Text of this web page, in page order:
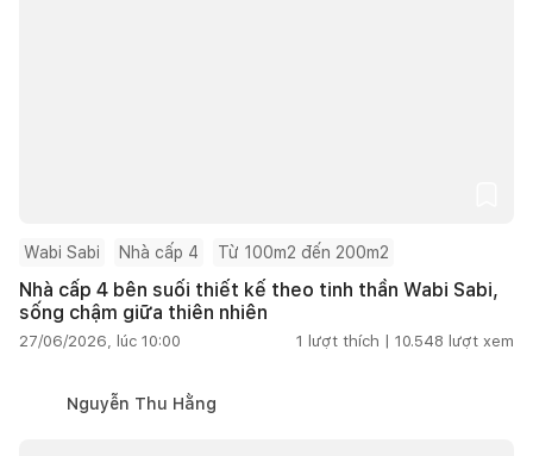
Wabi Sabi Nhà cấp 4 Từ 100m2 đến 200m2
Nhà cấp 4 bên suối thiết kế theo tinh thần Wabi Sabi,
sống chậm giữa thiên nhiên
27/06/2026, lúc 10:00 1 lượt thích | 10.548 lượt xem
Nguyễn Thu Hằng